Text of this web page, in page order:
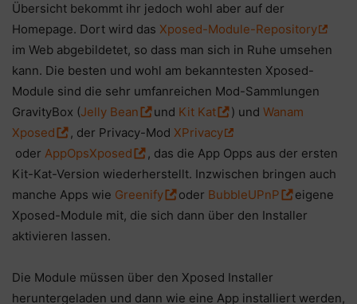
Übersicht bekommt ihr jedoch wohl aber auf der
Homepage. Dort wird das Xposed-Module-Repository
im Web abgebildetet, so dass man sich in Ruhe umsehen
kann. Die besten und wohl am bekanntesten Xposed-
Module sind die sehr umfanreichen Mod-Sammlungen
GravityBox (Jelly Bean und Kit Kat ) und Wanam
Xposed
, der Privacy-Mod XPrivacy
oder AppOpsXposed
, das die App Opps aus der ersten
Kit-Kat-Version wiederherstellt. Inzwischen bringen auch
manche Apps wie Greenify oder BubbleUPnP
eigene
Xposed-Module mit, die sich dann über den Installer
aktivieren lassen.
Die Module müssen über den Xposed Installer
heruntergeladen und dann wie eine App installiert werden,